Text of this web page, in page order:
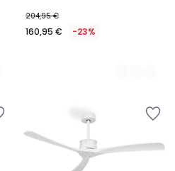
WOOD
204,95 €
160,95 € -23%